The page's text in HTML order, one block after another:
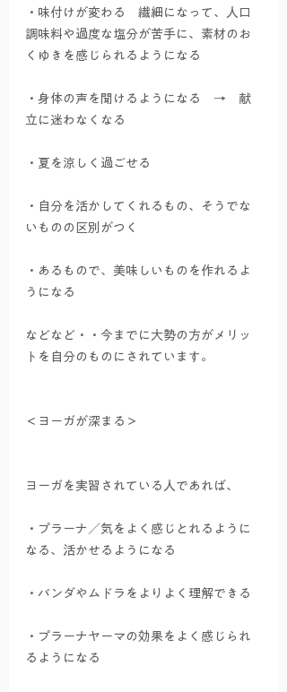
・味付けが変わる　繊細になって、人口
調味料や過度な塩分が苦手に、素材のお
くゆきを感じられるようになる
・身体の声を聞けるようになる　→　献
立に迷わなくなる
・夏を涼しく過ごせる
・自分を活かしてくれるもの、そうでな
いものの区別がつく
・あるもので、美味しいものを作れるよ
うになる
などなど・・今までに大勢の方がメリッ
トを自分のものにされています。
＜ヨーガが深まる＞
ヨーガを実習されている人であれば、
・プラーナ／気をよく感じとれるように
なる、活かせるようになる
・バンダやムドラをよりよく理解できる
・プラーナヤーマの効果をよく感じられ
るようになる